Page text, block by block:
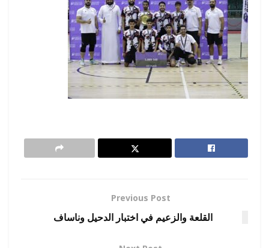
Previous Post
القلعة والزعيم في اختبار الدحيل وناساف